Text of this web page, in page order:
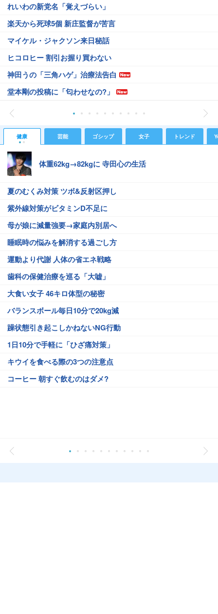
れいわの新党名「覚えづらい」
楽天から死球5個 新庄監督が苦言
マイケル・ジャクソン来日秘話
ヒコロヒー 割引お握り買わない
神田うの「三角ハゲ」治療法告白
堂本剛の投稿に「匂わせなの?」
健康 芸能 ゴシップ 女子 トレンド
体重62kg→82kgに 寺田心の生活
夏のむくみ対策 ツボ&反射区押し
紫外線対策がビタミンD不足に
母が娘に減量強要→家庭内別居へ
睡眠時の悩みを解消する過ごし方
運動より代謝 人体の省エネ戦略
歯科の保健治療を巡る「大嘘」
大食い女子 46キロ体型の秘密
バランスボール毎日10分で20kg減
躁状態引き起こしかねないNG行動
1日10分で手軽に「ひざ痛対策」
キウイを食べる際の3つの注意点
コーヒー 朝すぐ飲むのはダメ?